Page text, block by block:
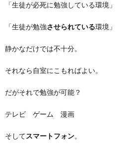
「生徒が必死に勉強している環境」
「生徒が勉強させられている環境」
静かなだけでは不十分。
それなら自室にこもればよい。
だがそれで勉強が可能？
テレビ ゲーム 漫画
そしてスマートフォン。